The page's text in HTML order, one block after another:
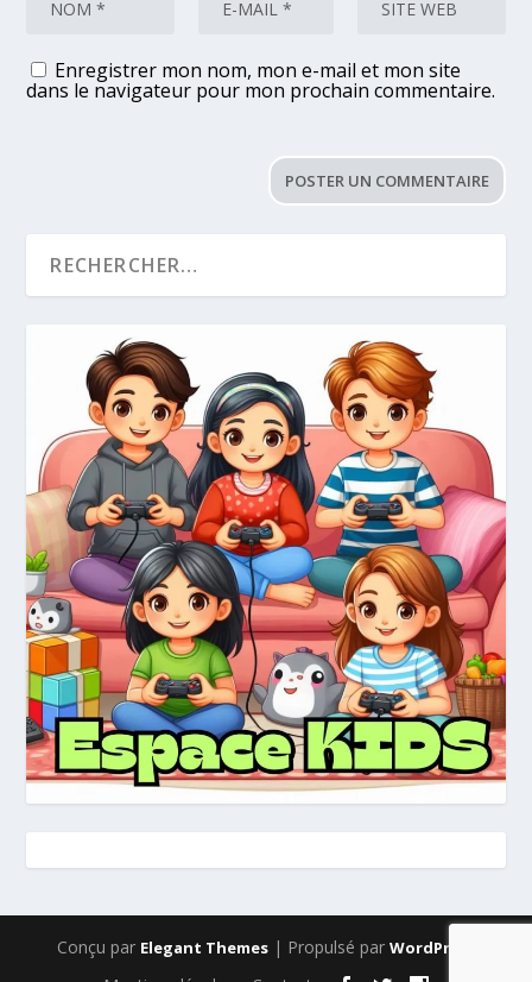
Enregistrer mon nom, mon e-mail et mon site
dans le navigateur pour mon prochain commentaire.
Conçu par Elegant Themes| Propulsé par WordPress